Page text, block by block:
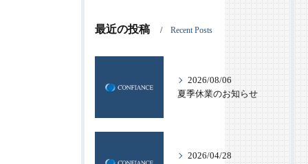
最近の投稿 Recent Posts
2026/08/06
夏季休業のお知らせ
2026/04/28